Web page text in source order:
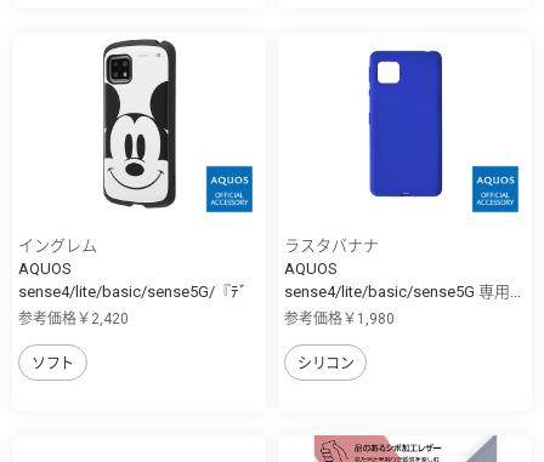
イングレム
AQUOS
sense4/lite/basic/sense5G/『ﾃﾞ
ｨ...
参考価格￥2,420
ソフト
ラスタバナナ
AQUOS
sense4/lite/basic/sense5G 専用...
参考価格￥1,980
シリコン